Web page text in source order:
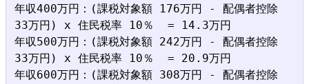
年収400万円：(課税対象額 176万円 - 配偶者控除
33万円) x 住民税率 10％  = 14.3万円
年収500万円：(課税対象額 242万円 - 配偶者控除
33万円) x 住民税率 10％  = 20.9万円
年収600万円：(課税対象額 308万円 - 配偶者控除